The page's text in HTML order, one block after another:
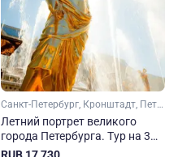
Санкт-Петербург, Кронштадт, Петергоф
Летний портрет великого
города Петербурга. Тур на 3
дня